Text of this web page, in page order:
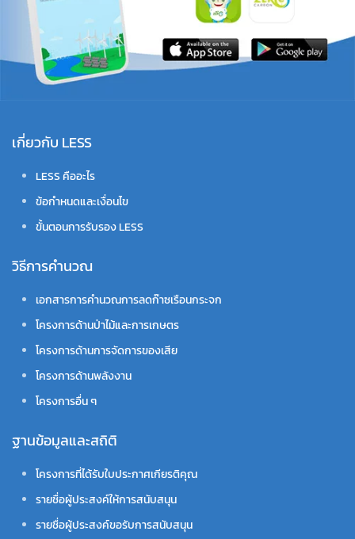
เกี่ยวกับ LESS
LESS คืออะไร
ข้อกำหนดและเงื่อนไข
ขั้นตอนการรับรอง LESS
วิธีการคำนวณ
เอกสารการคำนวณการลดก๊าซเรือนกระจก
โครงการด้านป่าไม้และการเกษตร
โครงการด้านการจัดการของเสีย
โครงการด้านพลังงาน
โครงการอื่น ๆ
ฐานข้อมูลและสถิติ
โครงการที่ได้รับใบประกาศเกียรติคุณ
รายชื่อผู้ประสงค์ให้การสนับสนุน
รายชื่อผู้ประสงค์ขอรับการสนับสนุน